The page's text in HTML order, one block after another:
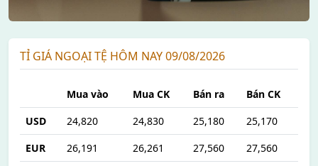
TỈ GIÁ NGOẠI TỆ HÔM NAY 09/08/2026
Mua vào Mua CK Bán ra
Bán CK
USD
24,820 24,830 25,180
25,170
EUR
26,191 26,261 27,560
27,560